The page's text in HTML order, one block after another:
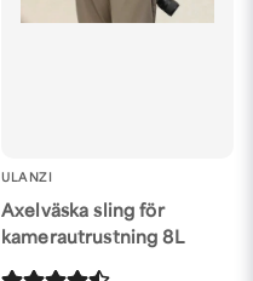
ULANZI
Axelväska sling för
kamerautrustning 8L